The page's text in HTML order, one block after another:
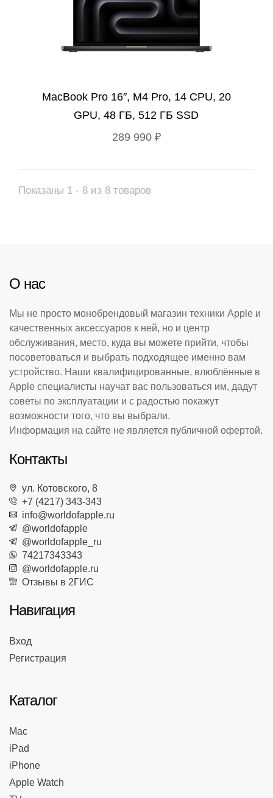
MacBook Pro 16″, M4 Pro, 14 CPU, 20
GPU, 48 ГБ, 512 ГБ SSD
289 990 ₽
Показаны 1 - 8 из 8 товаров
О нас
Мы не просто монобрендовый магазин техники Apple и
качественных аксессуаров к ней, но и центр
обслуживания, место, куда вы можете прийти, чтобы
посоветоваться и выбрать подходящее именно вам
устройство. Наши квалифицированные, влюблённые в
Apple специалисты научат вас пользоваться им, дадут
советы по эксплуатации и с радостью покажут
возможности того, что вы выбрали.
Информация на сайте не является публичной офертой.
Контакты
ул. Котовского, 8
+7 (4217) 343-343
info@worldofapple.ru
@worldofapple
@worldofapple_ru
74217343343
@worldofapple.ru
Отзывы в 2ГИС
Навигация
Вход
Регистрация
Каталог
Mac
iPad
iPhone
Apple Watch